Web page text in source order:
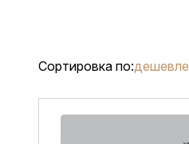
Сортировка по:дешевле